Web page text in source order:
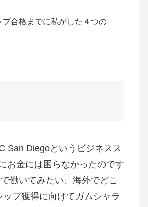
合格までに私がした４つの
San Diegoというビジネスス
お金には困らなかったのです
働いてみたい、海外でどこ
プ獲得に向けてガムシャラ